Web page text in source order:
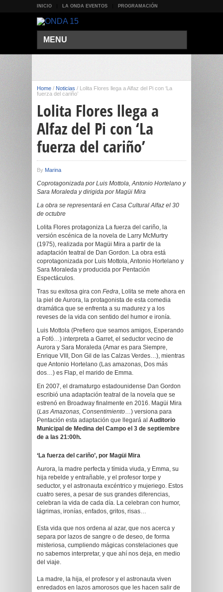
INICIO LA ONDA EVENTOS PROGRAMACIÓN
MENU
Home / Noticias / Lolita Flores llega a Alfaz del Pi con ‘La
fuerza del cariño’
Lolita Flores llega a
Alfaz del Pi con ‘La
fuerza del cariño’
By Marina
Coprotagonizada por Luis Mottola, Antonio Hortelano y
Sara Moraleda y dirigida por Magüi Mira
La obra se representará en Casa Cultural Alfaz el 30
de octubre
Lolita Flores protagoniza La fuerza del cariño, la
versión escénica de la novela de Larry McMurtry
(1975), realizada por Magüi Mira a partir de la
adaptación teatral de Dan Gordon. La obra está
coprotagonizada por Luis Mottola, Antonio Hortelano y
Sara Moraleda y producida por Pentación
Espectáculos.
Tras su exitosa gira con Fedra, Lolita se mete ahora en
la piel de Aurora, la protagonista de esta comedia
dramática que se enfrenta a su madurez y a los
reveses de la vida con sentido del humor e ironía.
Luis Mottola (Prefiero que seamos amigos, Esperando
a Fofó…) interpreta a Garret, el seductor vecino de
Aurora y Sara Moraleda (Amar es para Siempre,
Enrique VIII, Don Gil de las Calzas Verdes…), mientras
que Antonio Hortelano (Las amazonas, Dos más
dos…) es Flap, el marido de Emma.
En 2007, el dramaturgo estadounidense Dan Gordon
escribió una adaptación teatral de la novela que se
estrenó en Broadway finalmente en 2016. Magüi Mira
(Las Amazonas, Consentimiento…) versiona para
Pentación esta adaptación que llegará al Auditorio
Municipal de Medina del Campo el 3 de septiembre
de a las 21:00h.
‘La fuerza del cariño’, por Magüi Mira
Aurora, la madre perfecta y tímida viuda, y Emma, su
hija rebelde y entrañable, y el profesor torpe y
seductor, y el astronauta excéntrico y mujeriego. Estos
cuatro seres, a pesar de sus grandes diferencias,
celebran la vida de cada día. La celebran con humor,
lágrimas, ironías, enfados, gritos, risas…
Esta vida que nos ordena al azar, que nos acerca y
separa por lazos de sangre o de deseo, de forma
misteriosa, cumpliendo mágicas constelaciones que
no sabemos interpretar, y que ahí nos deja, en medio
del viaje.
La madre, la hija, el profesor y el astronauta viven
enredados en lazos amorosos que les hacen salir de